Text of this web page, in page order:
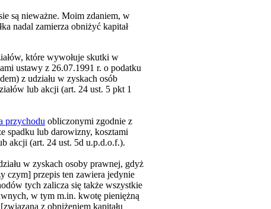
są nieważne. Moim zdaniem, w
nadal zamierza obniżyć kapitał
które wywołuje skutki w
ustawy z 26.07.1991 r. o podatku
z udziału w zyskach osób
lub akcji (art. 24 ust. 5 pkt 1
przychodu obliczonymi zgodnie z
spadku lub darowizny, kosztami
akcji (art. 24 ust. 5d u.p.d.o.f.).
w zyskach osoby prawnej, gdyż
czym] przepis ten zawiera jedynie
tych zalicza się także wszystkie
w tym m.in. kwotę pieniężną
z obniżeniem kapitału